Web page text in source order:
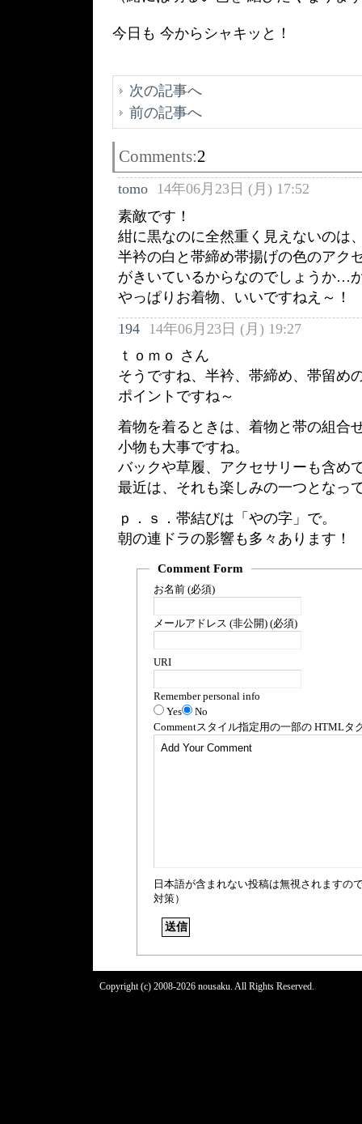
今日も 今からシャキッと！
次の記事へ
前の記事へ
Comments:2
tomo
14年06月23日 (月) 17:52
素敵です！
紺に黒なのに全然重く見えないのは
半衿の白と帯締め帯揚げの色のアク
がきいているからなのでしょうか…
やっぱりお着物、いいですねえ～！
194
14年06月23日 (月) 19:27
ｔｏｍｏ さん
そうですね、半衿、帯締め、帯留め
ポイントですね～
着物を着るときは、着物と帯の組合
小物も大事ですね。
バックや草履、アクセサリーも含め
最近は、それも楽しみの一つとなっ
ｐ．ｓ．帯結びは「やの字」で。
朝の連ドラの影響も多々あります！
Comment Form
お名前 (必須)
メールアドレス (非公開) (必須)
URI
Remember personal info
Yes
No
Commentスタイル指定用の一部の HTMLタ
日本語が含まれない投稿は無視されますの
対策）
Copyright (c) 2008-2026 nousaku. All Rights Reserved.